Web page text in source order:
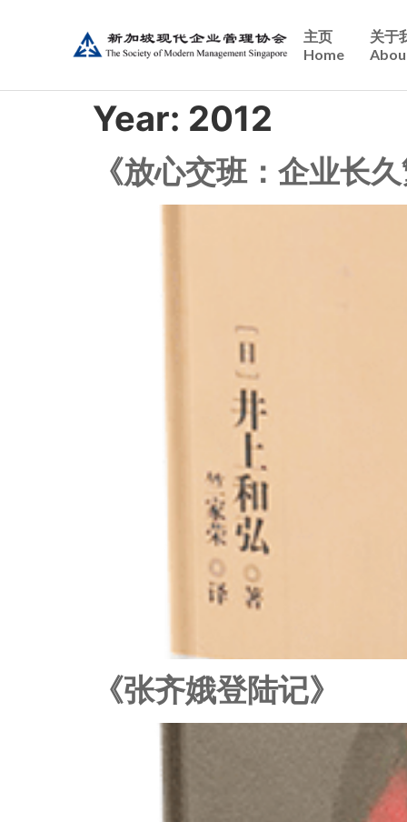
主页
Home
关于
Year: 2012
《放心交班：企业长
《张齐娥登陆记》